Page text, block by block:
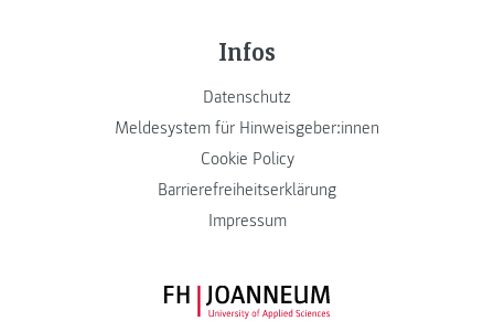
Infos
Datenschutz
Meldesystem für Hinweisgeber:innen
Cookie Policy
Barrierefreiheitserklärung
Impressum
FH JOANNEUM Logo